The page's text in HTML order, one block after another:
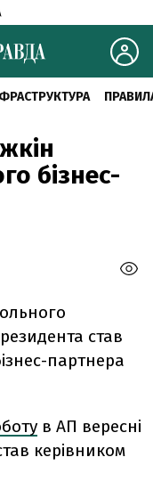
бізнес-
став
партнера
в АП вересні
керівником